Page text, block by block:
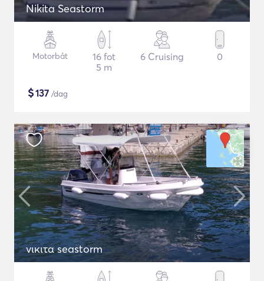
Nikita Seastorm
Motorbåt
16 fot
5 m
6 Cruising 0
$137 /dag
νικιτα seastorm